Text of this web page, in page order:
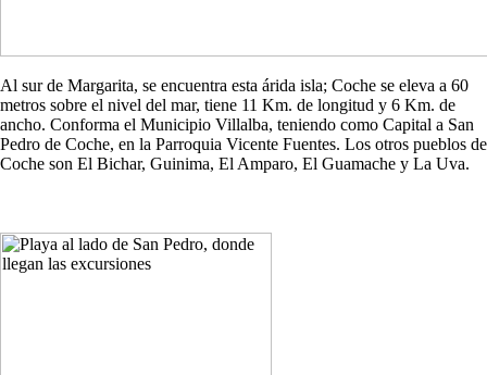
Al sur de Margarita, se encuentra esta árida isla; Coche se eleva a 60
metros sobre el nivel del mar, tiene 11 Km. de longitud y 6 Km. de
ancho. Conforma el Municipio Villalba, teniendo como Capital a San
Pedro de Coche, en la Parroquia Vicente Fuentes. Los otros pueblos de
Coche son El Bichar, Guinima, El Amparo, El Guamache y La Uva.